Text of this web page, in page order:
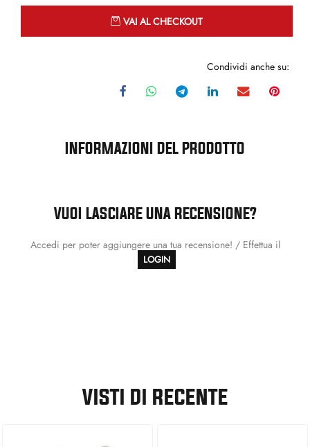
VAI AL CHECKOUT
Condividi anche su:
INFORMAZIONI DEL PRODOTTO
VUOI LASCIARE UNA RECENSIONE?
Accedi per poter aggiungere una tua recensione! / Effettua il
LOGIN
VISTI DI RECENTE